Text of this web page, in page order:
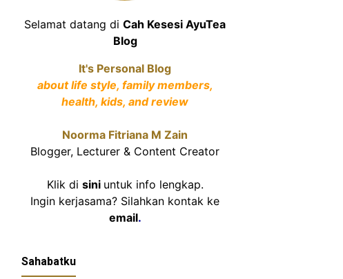
Selamat datang di Cah Kesesi AyuTea
Blog
It's Personal Blog
about life style, family members,
health, kids, and review
Noorma Fitriana M Zain
Blogger, Lecturer & Content Creator
Klik di sini untuk info lengkap.
Ingin kerjasama? Silahkan kontak ke
email.
Sahabatku